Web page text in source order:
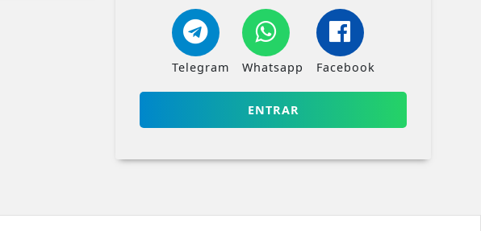
Telegram Whatsapp Facebook
ENTRAR